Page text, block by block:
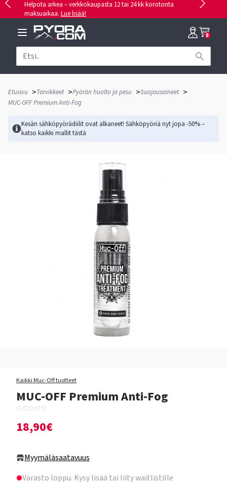
Helpota arkea – verkkokaupasta 12 tai 24 kk korotonta
maksuaikaa. Lue lisää!
0
Etusivu >Tarvikkeet >Pyörän huolto ja pesu >Suojausaineet >
MUC-OFF Premium Anti-Fog
Kesän sähköpyörädiilit ovat alkaneet! Sähköpyöriä nyt jopa -50% –
katso kaikki mallittästä
Kaikki Muc-Off tuotteet
MUC-OFF Premium Anti-Fog
18,90€
Myymäläsaatavuus
Varasto loppu. Kysy lisää tai liity waitlistille